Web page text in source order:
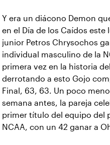
Y era un diácono Demon
en el Día de los Caídos este
junior Petros Chrysochos
individual masculino de la
primera vez en la historia
derrotando a esto Gojo
Final, 63, 63. Un poco
semana antes, la pareja
primer título del equipo del
NCAA, con un 42 ganar a